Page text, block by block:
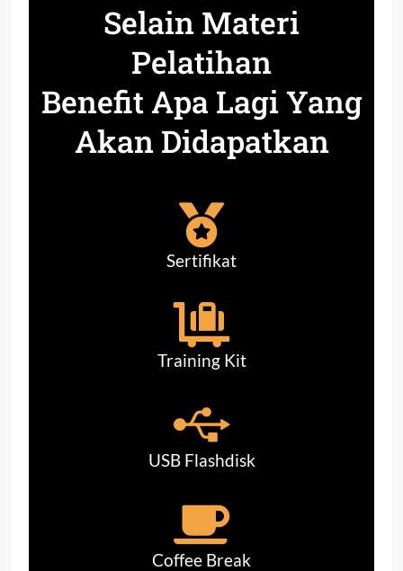
Selain Materi
Pelatihan
Benefit Apa Lagi Yang
Akan Didapatkan
Sertifikat
Training Kit
USB Flashdisk
Coffee Break